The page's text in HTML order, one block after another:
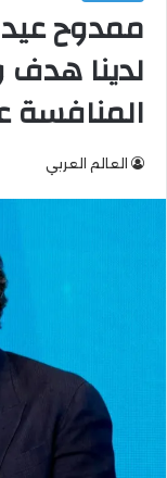
ممدوح
لدينا
المنافسة
العالم العربي